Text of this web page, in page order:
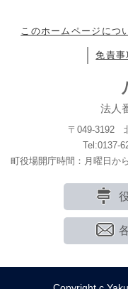
このホームページにつ
免責事
法人
〒049-3192
Tel:0137-
町役場開庁時間：月曜日か